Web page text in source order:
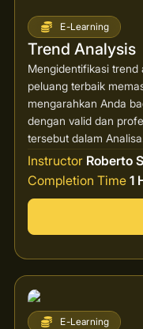
E-Learning
Trend Analysis
Mengidentifikasi
peluang terbaik
mengarahkan Anda
dengan valid dan
tersebut dalam
Instructor Roberto
Completion Time 1
E-Learning